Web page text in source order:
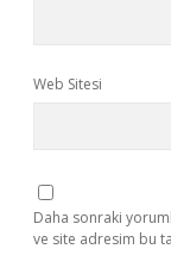
Web Sitesi
Daha sonraki
ve site adresim bu